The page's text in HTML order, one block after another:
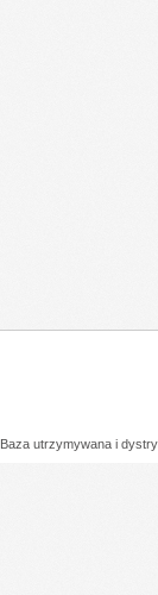
Baza utrzymywana i